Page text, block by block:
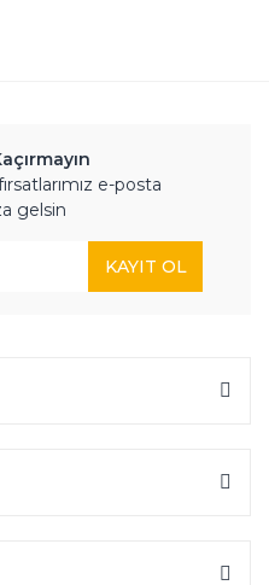
e-posta
gelsin
KAYIT OL